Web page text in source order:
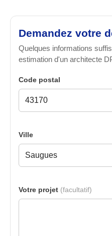
Demandez votre
Quelques informations
estimation d'un architecte
Code postal
Ville
Votre projet (facultatif)